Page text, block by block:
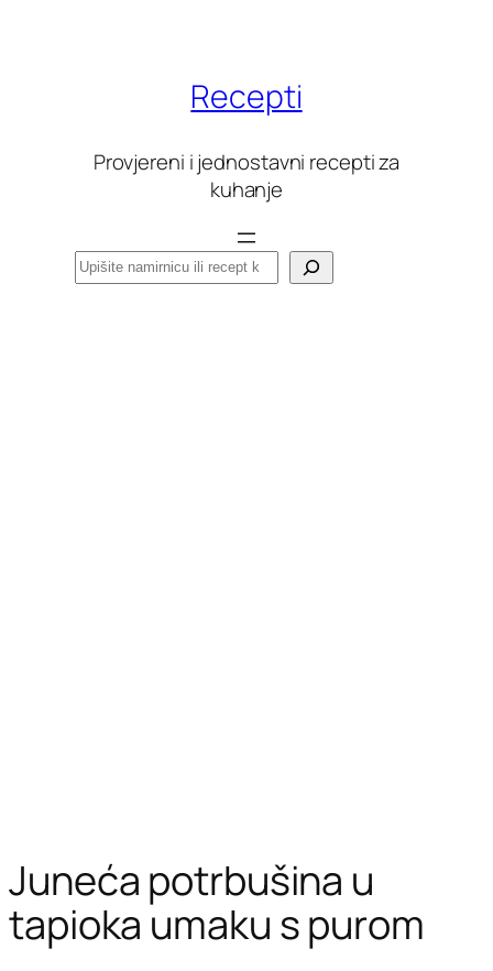
Recepti
Provjereni i jednostavni recepti za
kuhanje
Pretraga
Juneća potrbušina u
tapioka umaku s purom